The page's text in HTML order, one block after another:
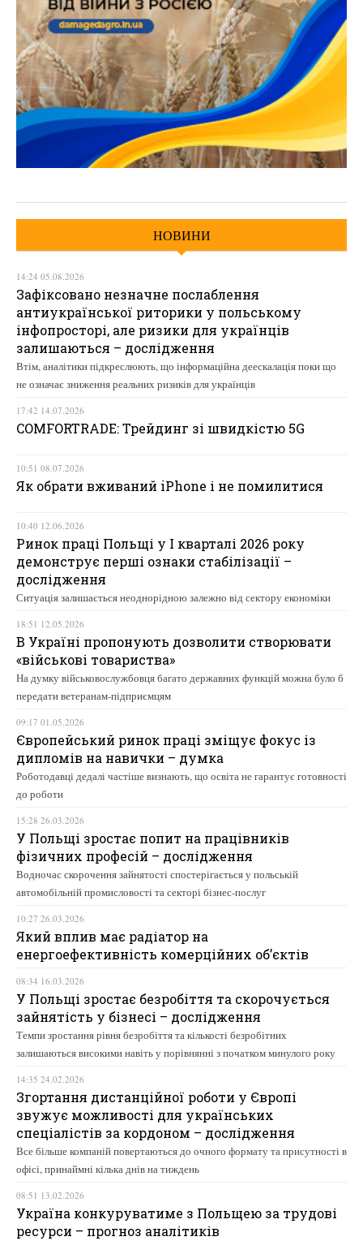
НОВИНИ
14:24 05.08.2026
Зафіксовано незначне послаблення
антиукраїнської риторики у польському
інфопросторі, але ризики для українців
залишаються – дослідження
Втім, аналітики підкреслюють, що інформаційна деескалація поки що
не означає зниження реальних ризиків для українців
17:42 14.07.2026
COMFORTRADE: Трейдинг зі швидкістю 5G
10:51 08.07.2026
Як обрати вживаний iPhone і не помилитися
10:40 12.06.2026
Ринок праці Польщі у І кварталі 2026 року
демонструє перші ознаки стабілізації –
дослідження
Ситуація залишається неоднорідною залежно від сектору економіки
18:51 12.05.2026
В Україні пропонують дозволити створювати
«військові товариства»
На думку військовослужбовця багато державних функцій можна було б
передати ветеранам-підприємцям
09:17 01.05.2026
Європейський ринок праці зміщує фокус із
дипломів на навички – думка
Роботодавці дедалі частіше визнають, що освіта не гарантує готовності
до роботи
15:28 26.03.2026
У Польщі зростає попит на працівників
фізичних професій – дослідження
Водночас скорочення зайнятості спостерігається у польській
автомобільній промисловості та секторі бізнес-послуг
10:27 26.03.2026
Який вплив має радіатор на
енергоефективність комерційних об’єктів
08:34 16.03.2026
У Польщі зростає безробіття та скорочується
зайнятість у бізнесі – дослідження
Темпи зростання рівня безробіття та кількості безробітних
залишаються високими навіть у порівнянні з початком минулого року
14:35 24.02.2026
Згортання дистанційної роботи у Європі
звужує можливості для українських
спеціалістів за кордоном – дослідження
Все більше компаній повертаються до очного формату та присутності в
офісі, принаймні кілька днів на тиждень
08:51 13.02.2026
Україна конкуруватиме з Польщею за трудові
ресурси – прогноз аналітиків